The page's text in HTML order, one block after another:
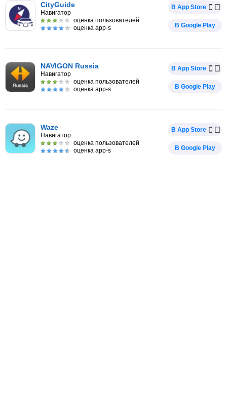
CityGuide
Навигатор
оценка пользователей
оценка app-s
В App Store
В Google Play
NAVIGON Russia
Навигатор
оценка пользователей
оценка app-s
В App Store
В Google Play
Waze
Навигатор
оценка пользователей
оценка app-s
В App Store
В Google Play